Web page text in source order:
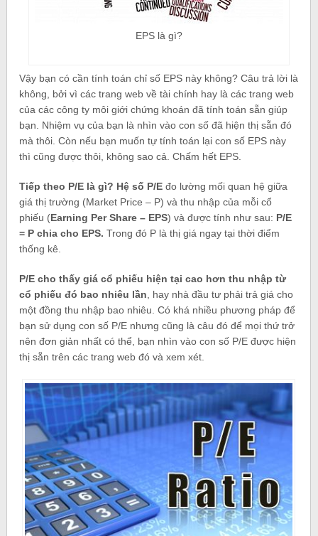
EPS là gì?
Vậy bạn có cần tính toán chỉ số EPS này không? Câu trả lời là
không, bởi vì các trang web về tài chính hay là các trang web
của các công ty môi giới chứng khoán đã tính toán sẵn giúp
bạn. Nhiệm vụ của bạn là nhìn vào con số đã hiện thị sẵn đó
mà thôi. Còn nếu bạn muốn tự tính toán lại con số EPS này
thì cũng được thôi, không sao cả. Chấm hết EPS.
Tiếp theo P/E là gì? Hệ số P/E đo lường mối quan hệ giữa
giá thị trường (Market Price – P) và thu nhập của mỗi cổ
phiếu (Earning Per Share – EPS) và được tính như sau: P/E
= P chia cho EPS.Trong đó P là thị giá ngay tại thời điểm
thống kê.
P/E cho thấy giá cổ phiếu hiện tại cao hơn thu nhập từ
cổ phiếu đó bao nhiêu lần , hay nhà đầu tư phải trả giá cho
một đồng thu nhập bao nhiêu. Có khá nhiều phương pháp để
bạn sử dụng con số P/E nhưng cũng là câu đó để mọi thứ trở
nên đơn giản nhất có thể, bạn nhìn vào con số P/E được hiện
thị sẵn trên các trang web đó và xem xét.